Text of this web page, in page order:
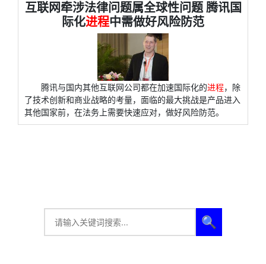
互联网牵涉法律问题属全球性问题 腾讯国
际化进程中需做好风险防范
腾讯与国内其他互联网公司都在加速国际化的进程，除
了技术创新和商业战略的考量，面临的最大挑战是产品进入
其他国家前，在法务上需要快速应对，做好风险防范。
🔍